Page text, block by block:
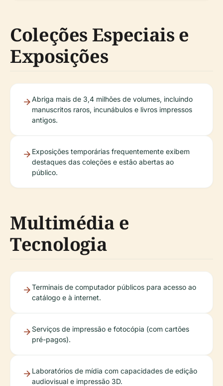
Coleções Especiais e
Exposições
Abriga mais de 3,4 milhões de volumes, incluindo
manuscritos raros, incunábulos e livros impressos
antigos.
Exposições temporárias frequentemente exibem
destaques das coleções e estão abertas ao
público.
Multimédia e
Tecnologia
Terminais de computador públicos para acesso ao
catálogo e à internet.
Serviços de impressão e fotocópia (com cartões
pré-pagos).
Laboratórios de mídia com capacidades de edição
audiovisual e impressão 3D.